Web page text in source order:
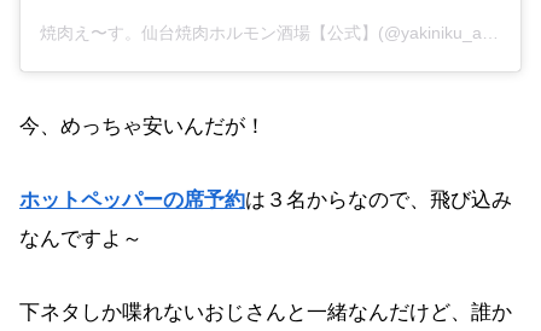
焼肉え〜す。仙台焼肉ホルモン酒場【公式】(@yakiniku_ace.04)がシェアした投稿
今、めっちゃ安いんだが！
ホットペッパーの席予約は３名からなので、飛び込み
なんですよ～
下ネタしか喋れないおじさんと一緒なんだけど、誰か